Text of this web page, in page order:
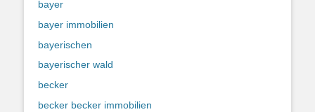
bayer
bayer immobilien
bayerischen
bayerischer wald
becker
becker becker immobilien